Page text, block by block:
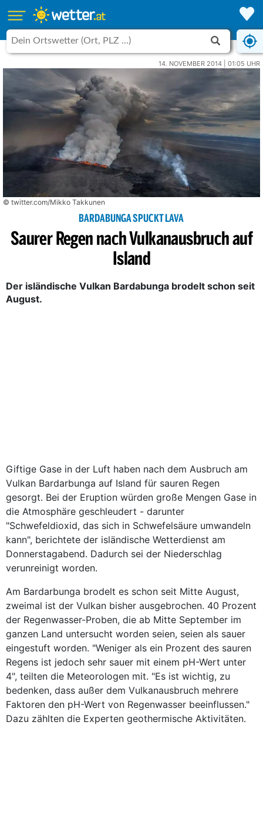
14. NOVEMBER 2014 | 01:05 UHR
© twitter.com/Mikko Takkunen
BARDABUNGA SPUCKT LAVA
Saurer Regen nach Vulkanausbruch auf
Island
Der isländische Vulkan Bardabunga brodelt schon seit
August.
Giftige Gase in der Luft haben nach dem Ausbruch am
Vulkan Bardarbunga auf Island für sauren Regen
gesorgt. Bei der Eruption würden große Mengen Gase in
die Atmosphäre geschleudert - darunter
"Schwefeldioxid, das sich in Schwefelsäure umwandeln
kann", berichtete der isländische Wetterdienst am
Donnerstagabend. Dadurch sei der Niederschlag
verunreinigt worden.
Am Bardarbunga brodelt es schon seit Mitte August,
zweimal ist der Vulkan bisher ausgebrochen. 40 Prozent
der Regenwasser-Proben, die ab Mitte September im
ganzen Land untersucht worden seien, seien als sauer
eingestuft worden. "Weniger als ein Prozent des sauren
Regens ist jedoch sehr sauer mit einem pH-Wert unter
4", teilten die Meteorologen mit. "Es ist wichtig, zu
bedenken, dass außer dem Vulkanausbruch mehrere
Faktoren den pH-Wert von Regenwasser beeinflussen."
Dazu zählten die Experten geothermische Aktivitäten.